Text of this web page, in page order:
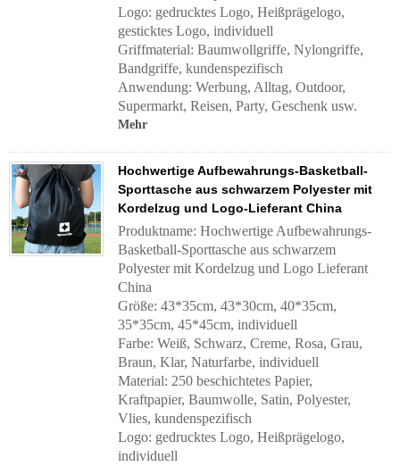
Logo: gedrucktes Logo, Heißprägelogo,
gesticktes Logo, individuell
Griffmaterial: Baumwollgriffe, Nylongriffe,
Bandgriffe, kundenspezifisch
Anwendung: Werbung, Alltag, Outdoor,
Supermarkt, Reisen, Party, Geschenk usw.
Mehr
Hochwertige Aufbewahrungs-Basketball-
Sporttasche aus schwarzem Polyester mit
Kordelzug und Logo-Lieferant China
Produktname: Hochwertige Aufbewahrungs-
Basketball-Sporttasche aus schwarzem
Polyester mit Kordelzug und Logo Lieferant
China
Größe: 43*35cm, 43*30cm, 40*35cm,
35*35cm, 45*45cm, individuell
Farbe: Weiß, Schwarz, Creme, Rosa, Grau,
Braun, Klar, Naturfarbe, individuell
Material: 250 beschichtetes Papier,
Kraftpapier, Baumwolle, Satin, Polyester,
Vlies, kundenspezifisch
Logo: gedrucktes Logo, Heißprägelogo,
individuell